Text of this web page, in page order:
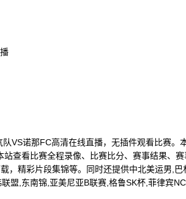
VS诺那FC高清在线直播，无插件观看比赛。
查看比赛全程录像、比赛比分、赛事结果、
，精彩片段集锦等。同时还提供中北美运男,
盟,东南锦,亚美尼亚B联赛,格鲁SK杯,菲律宾